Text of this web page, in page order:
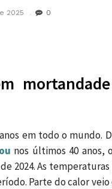
2025 0
em todo o mundo.
nos últimos 40 anos,
2024. As
Parte do calor veio